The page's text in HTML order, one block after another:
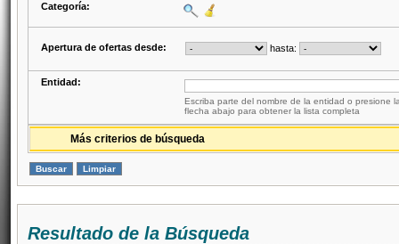
Categoría:
Apertura de ofertas desde: hasta:
Entidad:
Escriba parte del nombre de la entidad o presione
flecha abajo para obtener la lista completa
Más criterios de búsqueda
Resultado de la Búsqueda